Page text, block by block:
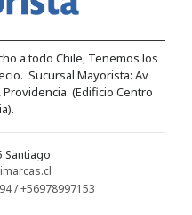
a todo Chile, Tenemos los
Sucursal Mayorista: Av
(Edificio Centro
Santiago
/ +56978997153